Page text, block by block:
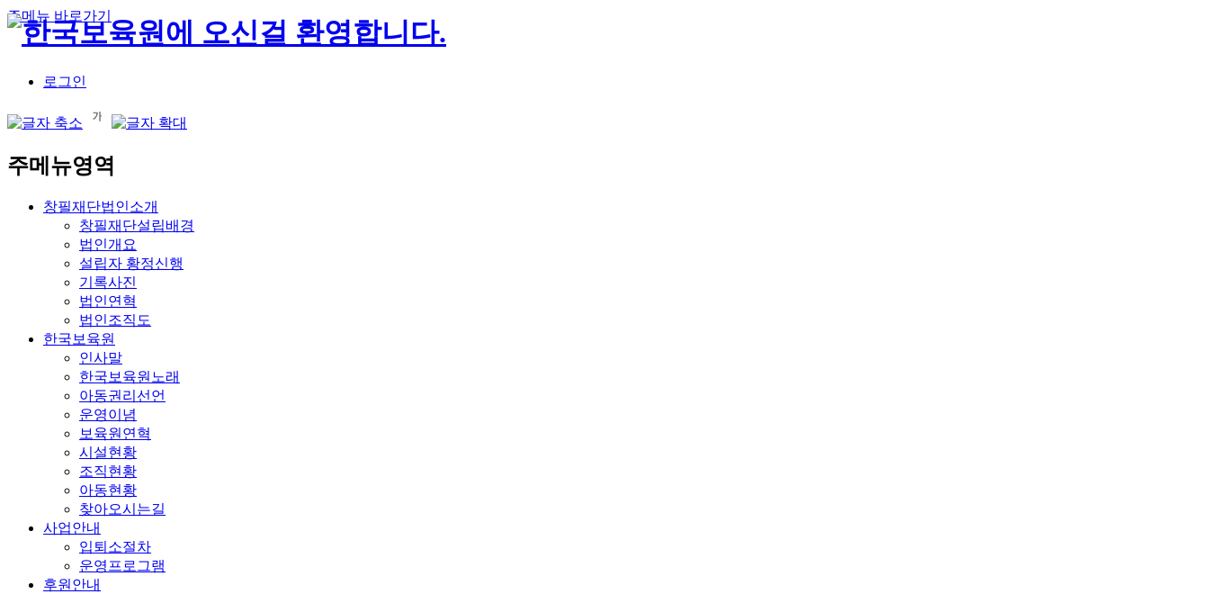
주메뉴 바로가기
로그인
주메뉴영역
창필재단법인소개
창필재단설립배경
법인개요
설립자 황정신행
기록사진
법인연혁
법인조직도
한국보육원
인사말
한국보육원노래
아동권리선언
운영이념
보육원연혁
시설현황
조직현황
아동현황
찾아오시는길
사업안내
입퇴소절차
운영프로그램
후원안내